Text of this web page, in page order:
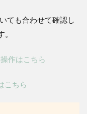
ても合わせて確認し
作はこちら
こちら